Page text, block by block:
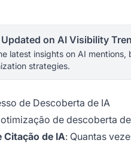
Updated on AI Visibility
latest insights on AI mentions,
strategies.
de Descoberta de IA
de descoberta
Citação de IA: Quantas